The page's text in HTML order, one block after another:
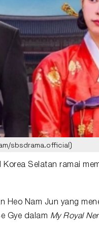
sbsdrama.official)
Selatan ramai
Heo Nam Jun yang
Gye dalam My Royal